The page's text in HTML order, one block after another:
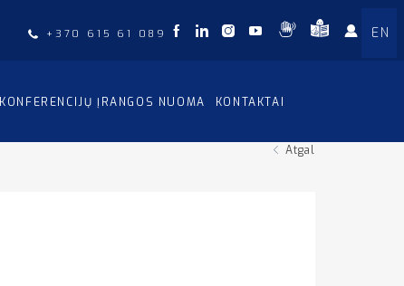
+370 615 61 089 EN
KONFERENCIJŲ ĮRANGOS NUOMA KONTAKTAI
Atgal